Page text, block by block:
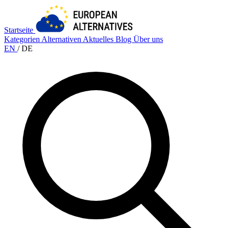
Startseite
Kategorien Alternativen Aktuelles Blog Über uns
EN / DE